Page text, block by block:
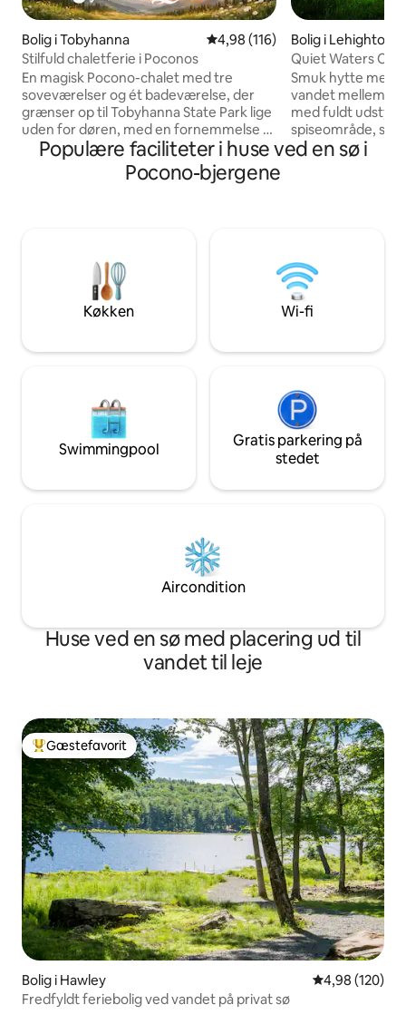
Bolig i Tobyhanna 4,98 ud af 5 i gennemsnitlig
4,98 (116)
Stilfuld chaletferie i Poconos
En magisk Pocono-chalet med tre
soveværelser og ét badeværelse, der
grænser op til Tobyhanna State Park lige
uden for døren, med en fornemmelse af
at være i et trætopshus, indvendigt
beklædt med vinduer, luksuriøse
detaljer, et nyt privat spabad til 6-7
Kom og gem dig blandt træerne, nyd
natten under stjernerne, og oplev et
ophold i Pocono Mountains, der føles
som et eventyr, en luksusoplevelse og
tid.
Bolig i Lehighton
Quiet Waters
vandet!
Smuk hytte med
vandet mellem
med fuldt
spiseområde,
arbejdsområder
grill med
siddepladser ved
feriested ligger
Poconos'
nyde livet.
Populære faciliteter i huse ved en sø i
Pocono-bjergene
Køkken Wi-fi
Swimmingpool
Gratis parkering på
stedet
Aircondition
Huse ved en sø med placering ud til
vandet til leje
Bedste gæstefavorit
Gæstefavorit
Bolig i Hawley 4,98 ud af 5 i
4,98 (120)
Fredfyldt feriebolig ved vandet på privat sø